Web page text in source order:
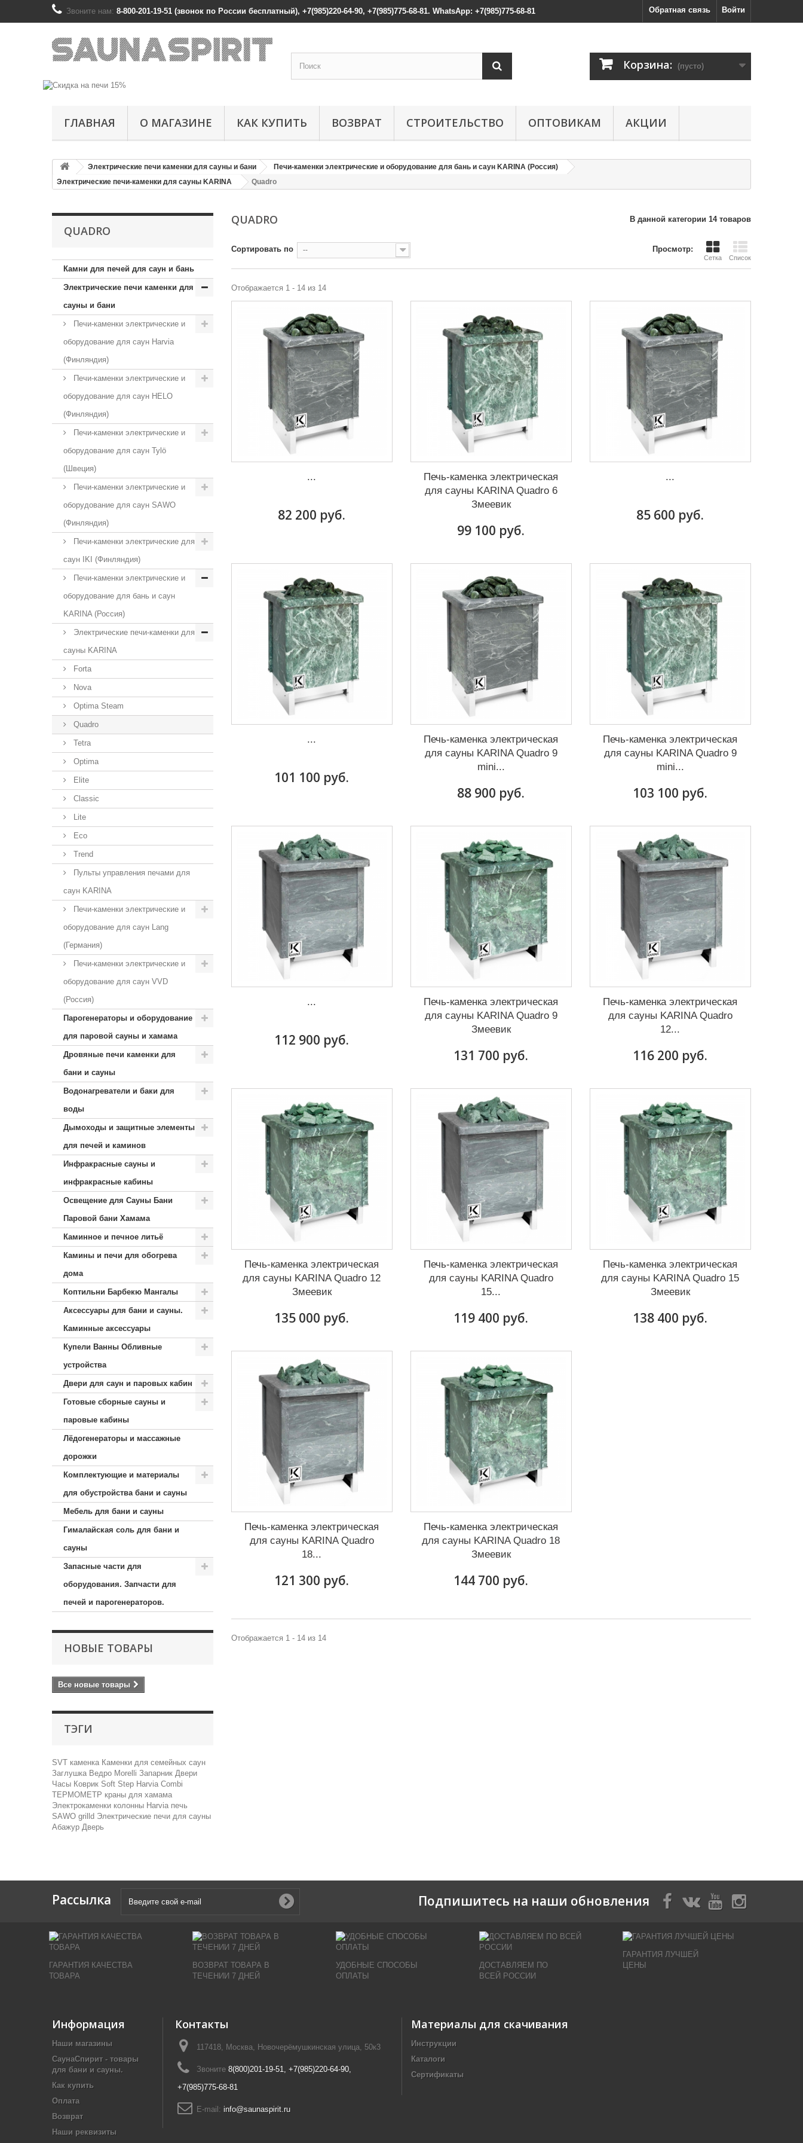
Войти
Обратная связь
Звоните нам: 8-800-201-19-51 (звонок по России бесплатный), +7(985)220-64-90, +7(985)775-68-81. WhatsApp: +7(985)775-68-81
Корзина: (пусто)
ГЛАВНАЯ О МАГАЗИНЕ КАК КУПИТЬ ВОЗВРАТ СТРОИТЕЛЬСТВО ОПТОВИКАМ АКЦИИ
Электрические печи каменки для сауны и бани
Печи-каменки электрические и оборудование для бань и саун KARINA (Россия)
Электрические печи-каменки для сауны KARINA
Quadro
QUADRO
Камни для печей для саун и бань
Электрические печи каменки для
сауны и бани
Печи-каменки электрические и
оборудование для саун Harvia
(Финляндия)
Печи-каменки электрические и
оборудование для саун HELO
(Финляндия)
Печи-каменки электрические и
оборудование для саун Tylö
(Швеция)
Печи-каменки электрические и
оборудование для саун SAWO
(Финляндия)
Печи-каменки электрические для
саун IKI (Финляндия)
Печи-каменки электрические и
оборудование для бань и саун
KARINA (Россия)
Электрические печи-каменки для
сауны KARINA
Forta
Nova
Optima Steam
Quadro
Tetra
Optima
Elite
Classic
Lite
Eco
Trend
Пульты управления печами для
саун KARINA
Печи-каменки электрические и
оборудование для саун Lang
(Германия)
Печи-каменки электрические и
оборудование для саун VVD
(Россия)
Парогенераторы и оборудование
для паровой сауны и хамама
Дровяные печи каменки для
бани и сауны
Водонагреватели и баки для
воды
Дымоходы и защитные элементы
для печей и каминов
Инфракрасные сауны и
инфракрасные кабины
Освещение для Сауны Бани
Паровой бани Хамама
Каминное и печное литьё
Камины и печи для обогрева
дома
Коптильни Барбекю Мангалы
Аксессуары для бани и сауны.
Каминные аксессуары
Купели Ванны Обливные
устройства
Двери для саун и паровых кабин
Готовые сборные сауны и
паровые кабины
Лёдогенераторы и массажные
дорожки
Комплектующие и материалы
для обустройства бани и сауны
Мебель для бани и сауны
Гималайская соль для бани и
сауны
Запасные части для
оборудования. Запчасти для
печей и парогенераторов.
НОВЫЕ ТОВАРЫ
Все новые товары
ТЭГИ
SVT каменка Каменки для семейных саун
Заглушка Ведро Morelli Запарник Двери
Часы Коврик Soft Step Harvia Combi
ТЕРМОМЕТР краны для хамама
Электрокаменки колонны Harvia печь
SAWO grilld Электрические печи для сауны
Абажур Дверь
QUADRO В данной категории 14 товаров
Просмотр:
Сетка Список
Сортировать по --
Отображается 1 - 14 из 14
...
82 200 руб.
Печь-каменка электрическая
для сауны KARINA Quadro 6
Змеевик
99 100 руб.
...
85 600 руб.
...
101 100 руб.
Печь-каменка электрическая
для сауны KARINA Quadro 9
mini...
88 900 руб.
Печь-каменка электрическая
для сауны KARINA Quadro 9
mini...
103 100 руб.
...
112 900 руб.
Печь-каменка электрическая
для сауны KARINA Quadro 9
Змеевик
131 700 руб.
Печь-каменка электрическая
для сауны KARINA Quadro
12...
116 200 руб.
Печь-каменка электрическая
для сауны KARINA Quadro 12
Змеевик
135 000 руб.
Печь-каменка электрическая
для сауны KARINA Quadro
15...
119 400 руб.
Печь-каменка электрическая
для сауны KARINA Quadro 15
Змеевик
138 400 руб.
Печь-каменка электрическая
для сауны KARINA Quadro
18...
121 300 руб.
Печь-каменка электрическая
для сауны KARINA Quadro 18
Змеевик
144 700 руб.
Отображается 1 - 14 из 14
Рассылка Подпишитесь на наши обновления
ГАРАНТИЯ КАЧЕСТВА
ТОВАРА
ВОЗВРАТ ТОВАРА В
ТЕЧЕНИИ 7 ДНЕЙ
УДОБНЫЕ СПОСОБЫ
ОПЛАТЫ
ДОСТАВЛЯЕМ ПО
ВСЕЙ РОССИИ
ГАРАНТИЯ ЛУЧШЕЙ
ЦЕНЫ
Информация
Наши магазины
СаунаСпирит - товары
для бани и сауны.
Как купить
Оплата
Возврат
Наши реквизиты
Контакты
117418, Москва, Новочерёмушкинская улица, 50к3
Звоните 8(800)201-19-51, +7(985)220-64-90,
+7(985)775-68-81
E-mail: info@saunaspirit.ru
Материалы для скачивания
Инструкции
Каталоги
Сертификаты